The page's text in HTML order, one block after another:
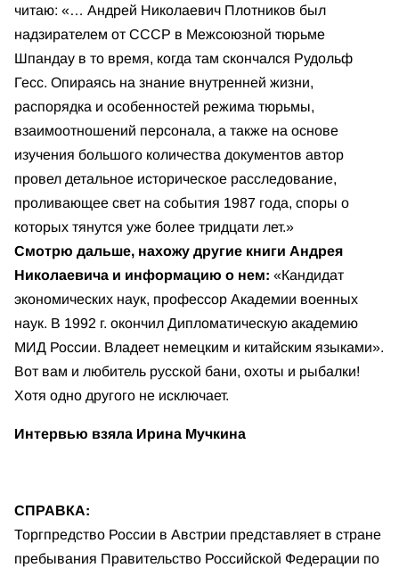
читаю: «… Андрей Николаевич Плотников был
надзирателем от СССР в Межсоюзной тюрьме
Шпандау в то время, когда там скончался Рудольф
Гесс. Опираясь на знание внутренней жизни,
распорядка и особенностей режима тюрьмы,
взаимоотношений персонала, а также на основе
изучения большого количества документов автор
провел детальное историческое расследование,
проливающее свет на события 1987 года, споры о
которых тянутся уже более тридцати лет.»
Смотрю дальше, нахожу другие книги Андрея
Николаевича и информацию о нем: «Кандидат
экономических наук, профессор Академии военных
наук. В 1992 г. окончил Дипломатическую академию
МИД России. Владеет немецким и китайским языками».
Вот вам и любитель русской бани, охоты и рыбалки!
Хотя одно другого не исключает.
Интервью взяла Ирина Мучкина
СПРАВКА:
Торгпредство России в Австрии представляет в стране
пребывания Правительство Российской Федерации по